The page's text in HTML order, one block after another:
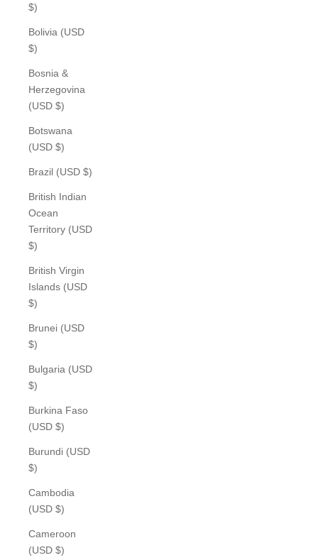
$)
Bolivia (USD
$)
Bosnia &
Herzegovina
(USD $)
Botswana
(USD $)
Brazil (USD $)
British Indian
Ocean
Territory (USD
$)
British Virgin
Islands (USD
$)
Brunei (USD
$)
Bulgaria (USD
$)
Burkina Faso
(USD $)
Burundi (USD
$)
Cambodia
(USD $)
Cameroon
(USD $)